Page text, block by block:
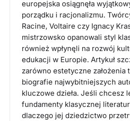
europejska osiągnęła
porządku i racjonalizmu.
Racine, Voltaire czy Ignacy
mistrzowsko opanowali styl
również wpłynęli na rozwój
edukacji w Europie. Artykuł
zarówno estetyczne założenia
biografie najwybitniejszych
kluczowe dzieła. Jeśli chcesz
fundamenty klasycznej
dlaczego jej dziedzictwo